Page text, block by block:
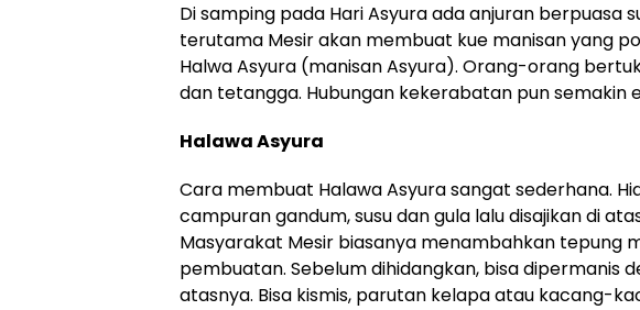
Di samping pada Hari Asyura ada anjuran berpuasa
terutama Mesir akan membuat kue manisan yang
Halwa Asyura (manisan Asyura). Orang-orang
dan tetangga. Hubungan kekerabatan pun semakin
Halawa Asyura
Cara membuat Halawa Asyura sangat sederhana.
campuran gandum, susu dan gula lalu disajikan di
Masyarakat Mesir biasanya menambahkan tepung
pembuatan. Sebelum dihidangkan, bisa dipermanis
atasnya. Bisa kismis, parutan kelapa atau kacang-